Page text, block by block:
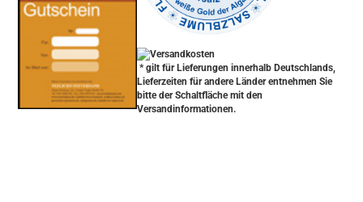
* gilt für Lieferungen innerhalb Deutschlands,
Lieferzeiten für andere Länder entnehmen Sie
bitte der Schaltfläche mit den
Versandinformationen.